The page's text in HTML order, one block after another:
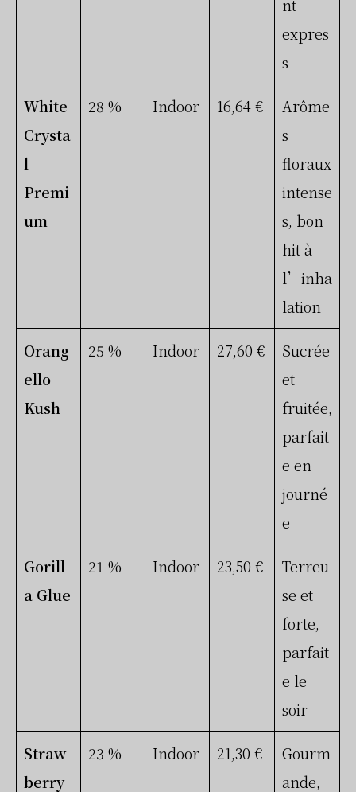
nt
expres
s
White
Crysta
l
Premi
um
28 % Indoor 16,64 €
Arôme
s
floraux
intense
s, bon
hit à
l’inha
lation
Orang
ello
Kush
25 % Indoor 27,60 €
Sucrée
et
fruitée,
parfait
e en
journé
e
Gorill
a Glue
21 % Indoor 23,50 €
Terreu
se et
forte,
parfait
e le
soir
Straw
berry
23 % Indoor 21,30 €
Gourm
ande,